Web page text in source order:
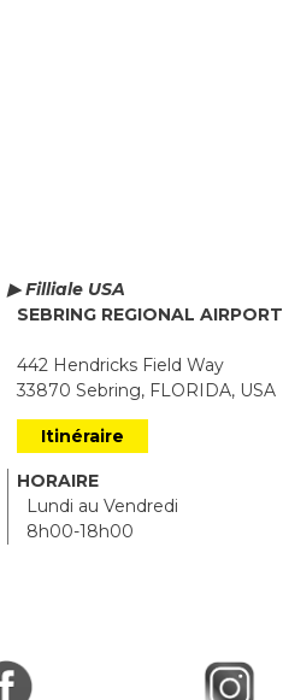
▶ Filliale USA
SEBRING REGIONAL AIRPORT
442 Hendricks Field Way
33870 Sebring, FLORIDA, USA
Itinéraire
HORAIRE
Lundi au Vendredi
8h00-18h00